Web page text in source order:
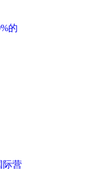
的
际营